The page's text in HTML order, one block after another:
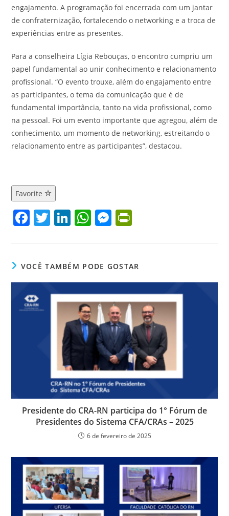
engajamento. A programação foi encerrada com um jantar
de confraternização, fortalecendo o networking e a troca de
experiências entre as presentes.
Para a conselheira Lígia Rebouças, o encontro cumpriu um
papel fundamental ao unir conhecimento e relacionamento
profissional. “O evento trouxe, além do engajamento entre
as participantes, o tema da comunicação que é de
fundamental importância, tanto na vida profissional, como
na pessoal. Foi um evento importante que agregou, além de
conhecimento, um momento de networking, estreitando o
relacionamento entre as participantes”, destacou.
Favorite
F
e
b
o
o
T
er
Li
e
dI
n
W
s
A
p
p
M
e
n
g
er
ri
e
n
dl
y
VOCÊ TAMBÉM PODE GOSTAR
Presidente do CRA-RN participa do 1° Fórum de
Presidentes do Sistema CFA/CRAs – 2025
6 de fevereiro de 2025